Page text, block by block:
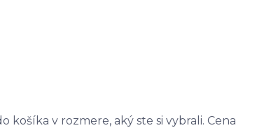
košíka v rozmere, aký ste si vybrali. Cena